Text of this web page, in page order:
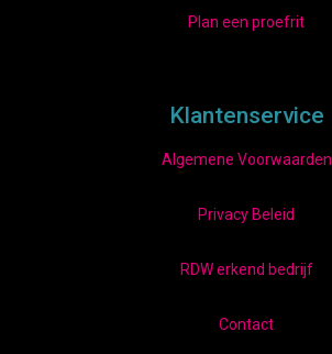
Plan een proefrit
Klantenservice
Algemene Voorwaarden
Privacy Beleid
RDW erkend bedrijf
Contact